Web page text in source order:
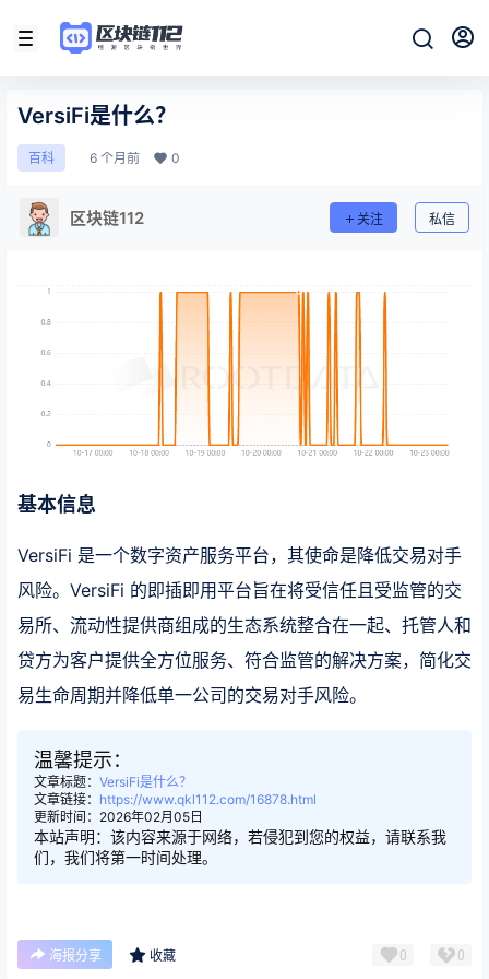
VersiFi是什么？
百科 6 个月前 0
区块链112 关注 私信
基本信息
VersiFi 是一个数字资产服务平台，其使命是降低交易对手
风险。VersiFi 的即插即用平台旨在将受信任且受监管的交
易所、流动性提供商组成的生态系统整合在一起、托管人和
贷方为客户提供全方位服务、符合监管的解决方案，简化交
易生命周期并降低单一公司的交易对手风险。
温馨提示：
文章标题： VersiFi是什么？
文章链接： https://www.qkl112.com/16878.html
更新时间：2026年02月05日
本站声明：该内容来源于网络，若侵犯到您的权益，请联系我
们，我们将第一时间处理。
海报分享 收藏 0 0